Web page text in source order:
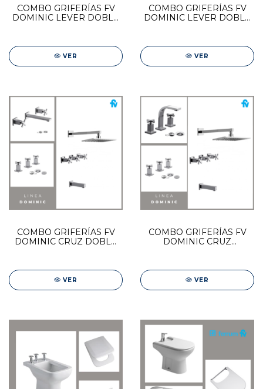
COMBO GRIFERÍAS FV
DOMINIC LEVER DOBLE
VER
COMBO GRIFERÍAS FV
DOMINIC LEVER DOBLE
VER
COMBO GRIFERÍAS FV
DOMINIC CRUZ DOBLE
VER
COMBO GRIFERÍAS FV
DOMINIC CRUZ
VER